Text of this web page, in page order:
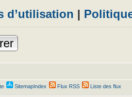
d’utilisation |
SitemapIndex Flux RSS Liste des flux